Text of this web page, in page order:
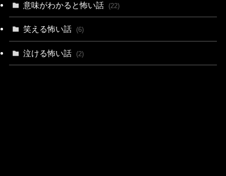
意味がわかると怖い話 (22)
笑える怖い話 (6)
泣ける怖い話 (2)